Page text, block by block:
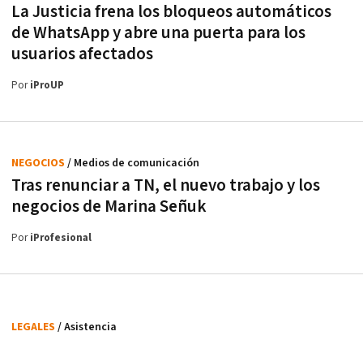
La Justicia frena los bloqueos automáticos
de WhatsApp y abre una puerta para los
usuarios afectados
PoriProUP
Tras renunciar a TN, el nuevo trabajo y los
negocios de Marina Señuk
NEGOCIOS / Medios de comunicación
PoriProfesional
LEGALES / Asistencia